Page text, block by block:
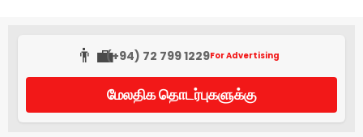
👨‍💼(+94) 72 799 1229For Advertising
மேலதிக தொடர்புகளுக்கு